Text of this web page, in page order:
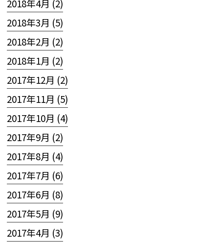
2018年4月 (2)
2018年3月 (5)
2018年2月 (2)
2018年1月 (2)
2017年12月 (2)
2017年11月 (5)
2017年10月 (4)
2017年9月 (2)
2017年8月 (4)
2017年7月 (6)
2017年6月 (8)
2017年5月 (9)
2017年4月 (3)